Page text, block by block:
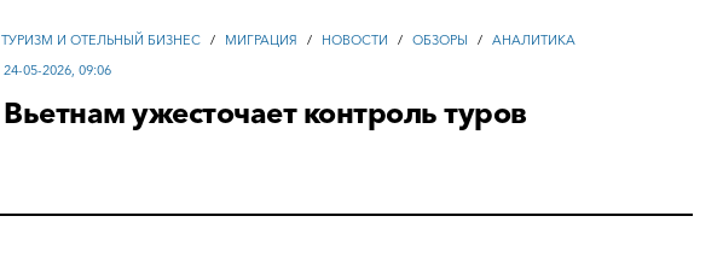
ТУРИЗМ И ОТЕЛЬНЫЙ БИЗНЕС / МИГРАЦИЯ / НОВОСТИ / ОБЗОРЫ / АНАЛИТИКА
24-05-2026, 09:06
Вьетнам ужесточает контроль туров